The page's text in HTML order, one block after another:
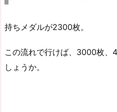
持ちメダルが2300枚。
この流れで行けば、3000枚
しょうか。